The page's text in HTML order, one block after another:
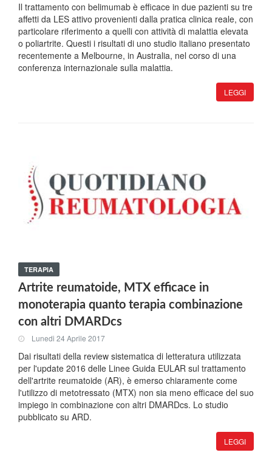
Il trattamento con belimumab è efficace in due pazienti su tre
affetti da LES attivo provenienti dalla pratica clinica reale, con
particolare riferimento a quelli con attività di malattia elevata
o poliartrite. Questi i risultati di uno studio italiano presentato
recentemente a Melbourne, in Australia, nel corso di una
conferenza internazionale sulla malattia.
LEGGI
TERAPIA
Artrite reumatoide, MTX efficace in
monoterapia quanto terapia combinazione
con altri DMARDcs
Lunedi 24 Aprile 2017
Dai risultati della review sistematica di letteratura utilizzata
per l'update 2016 delle Linee Guida EULAR sul trattamento
dell'artrite reumatoide (AR), è emerso chiaramente come
l'utilizzo di metotressato (MTX) non sia meno efficace del suo
impiego in combinazione con altri DMARDcs. Lo studio
pubblicato su ARD.
LEGGI